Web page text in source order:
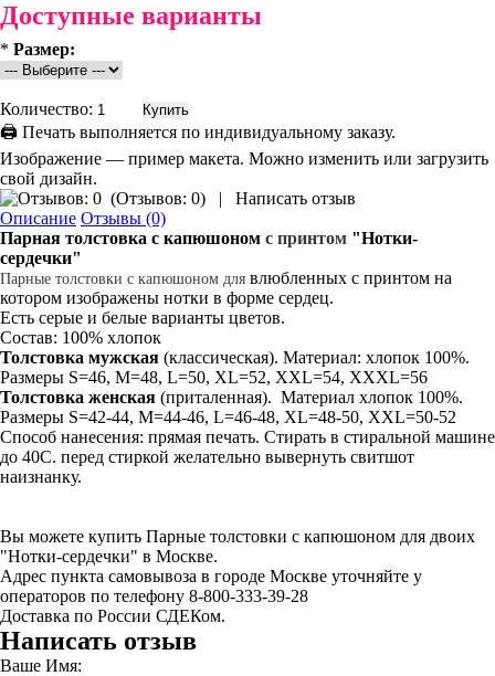
Доступные варианты
* Размер:
Количество:
🖨 Печать выполняется по индивидуальному заказу.
Изображение — пример макета. Можно изменить или загрузить
свой дизайн.
(Отзывов: 0) |
Написать отзыв
Описание Отзывы (0)
Парная толстовка с капюшоном с принтом "Нотки-
сердечки"
Парные толстовки с капюшоном для влюбленных с принтом на
котором изображены нотки в форме сердец.
Есть серые и белые варианты цветов.
Состав: 100% хлопок
Толстовка мужская (классическая). Материал: хлопок 100%.
Размеры S=46, M=48, L=50, XL=52, XXL=54, XXXL=56
Толстовка женская (приталенная). Материал хлопок 100%.
Размеры S=42-44, M=44-46, L=46-48, XL=48-50, XXL=50-52
Способ нанесения: прямая печать. Стирать в стиральной машине
до 40С. перед стиркой желательно вывернуть свитшот
наизнанку.
Вы можете купить Парные толстовки с капюшоном для двоих
"Нотки-сердечки" в Москве.
Адрес пункта самовывоза в городе Москве уточняйте у
операторов по телефону 8-800-333-39-28
Доставка по России СДЕКом.
Написать отзыв
Ваше Имя: